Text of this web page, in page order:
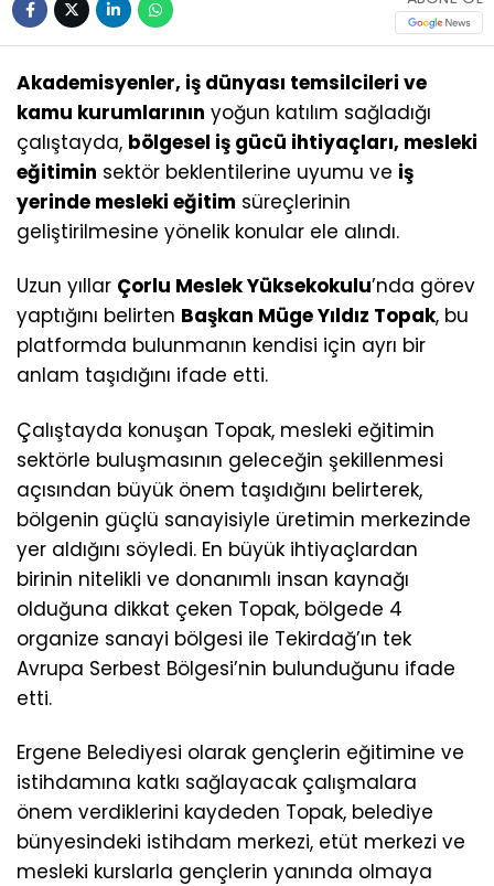
Akademisyenler, iş dünyası temsilcileri ve
kamu kurumlarının yoğun katılım sağladığı
çalıştayda, bölgesel iş gücü ihtiyaçları, mesleki
eğitimin sektör beklentilerine uyumu ve iş
yerinde mesleki eğitim süreçlerinin
geliştirilmesine yönelik konular ele alındı.
Uzun yıllar Çorlu Meslek Yüksekokulu’nda görev
yaptığını belirten Başkan Müge Yıldız Topak, bu
platformda bulunmanın kendisi için ayrı bir
anlam taşıdığını ifade etti.
Çalıştayda konuşan Topak, mesleki eğitimin
sektörle buluşmasının geleceğin şekillenmesi
açısından büyük önem taşıdığını belirterek,
bölgenin güçlü sanayisiyle üretimin merkezinde
yer aldığını söyledi. En büyük ihtiyaçlardan
birinin nitelikli ve donanımlı insan kaynağı
olduğuna dikkat çeken Topak, bölgede 4
organize sanayi bölgesi ile Tekirdağ’ın tek
Avrupa Serbest Bölgesi’nin bulunduğunu ifade
etti.
Ergene Belediyesi olarak gençlerin eğitimine ve
istihdamına katkı sağlayacak çalışmalara
önem verdiklerini kaydeden Topak, belediye
bünyesindeki istihdam merkezi, etüt merkezi ve
mesleki kurslarla gençlerin yanında olmaya